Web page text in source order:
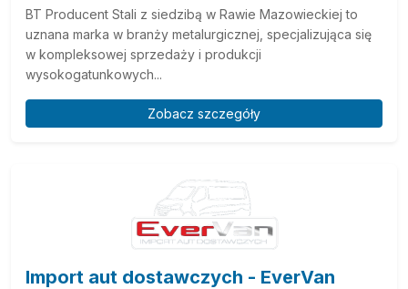
BT Producent Stali z siedzibą w Rawie Mazowieckiej to
uznana marka w branży metalurgicznej, specjalizująca się
w kompleksowej sprzedaży i produkcji
wysokogatunkowych...
Zobacz szczegóły
Import aut dostawczych - EverVan